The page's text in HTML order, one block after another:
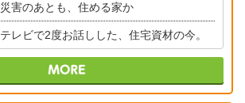
災害のあとも、住める家か
テレビで2度お話しした、住宅資材の今。